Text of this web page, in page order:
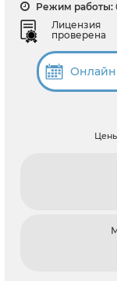
Режим работы:
Лицензия
проверена
Онлайн